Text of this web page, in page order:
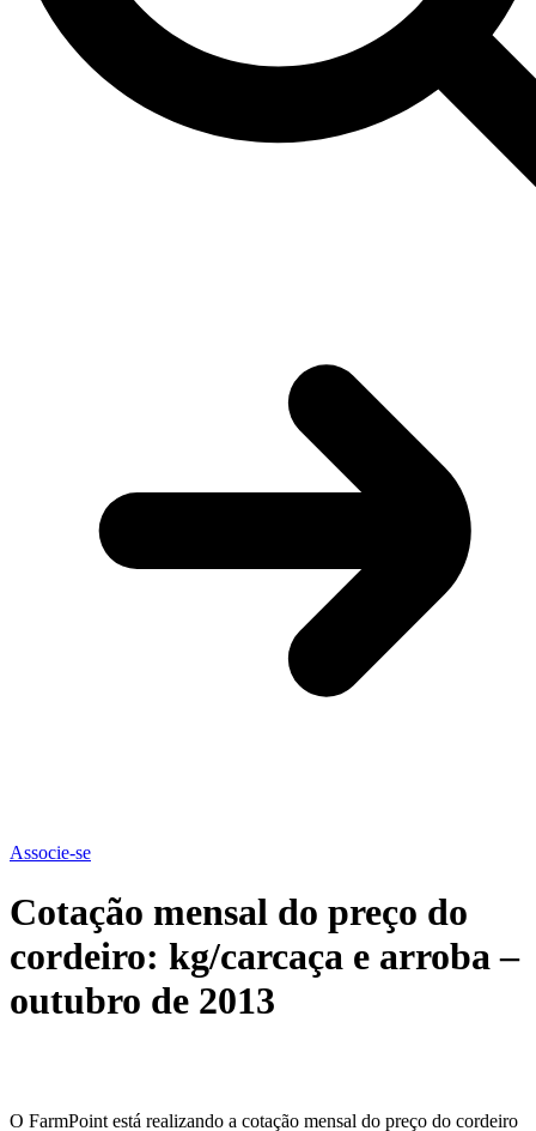
Associe-se
Cotação mensal do preço do
cordeiro: kg/carcaça e arroba –
outubro de 2013
O FarmPoint está realizando a cotação mensal do preço do cordeiro